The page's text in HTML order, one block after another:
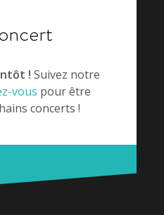
! Suivez notre
vous pour être
concerts !